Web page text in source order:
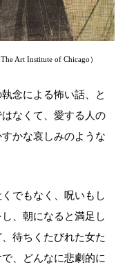
Art Institute of Chicago）
念による怖い話、と
なくて、愛する人の
かな哀しみのような
でもなく、呪いもし
、朝になると満足し
待ちくたびれた女た
、どんなに悲劇的に